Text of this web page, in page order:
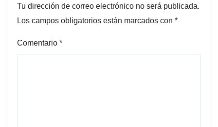
Tu dirección de correo electrónico no será publicada.
Los campos obligatorios están marcados con *
Comentario *